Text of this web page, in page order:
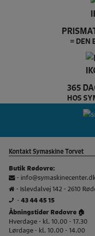
= DEN
365
HOS
Kontakt Symaskine Torvet
Butik Rødovre:
-
- Islevdalvej 142 - 2610
- 43 44 45 15
Åbningstider Rødovre 🏠
Hverdage - kl. 10.00 - 17.30
Lørdage - kl. 10.00 - 14.00